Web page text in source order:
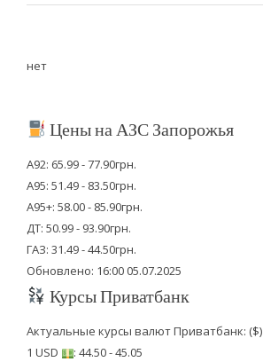
нет
Цены на АЗС Запорожья
А92: 65.99 - 77.90грн.
А95: 51.49 - 83.50грн.
А95+: 58.00 - 85.90грн.
ДТ: 50.99 - 93.90грн.
ГАЗ: 31.49 - 44.50грн.
Обновлено: 16:00 05.07.2025
Курсы Приватбанк
Актуальные курсы валют Приватбанк: ($)
1 USD
: 44.50 - 45.05